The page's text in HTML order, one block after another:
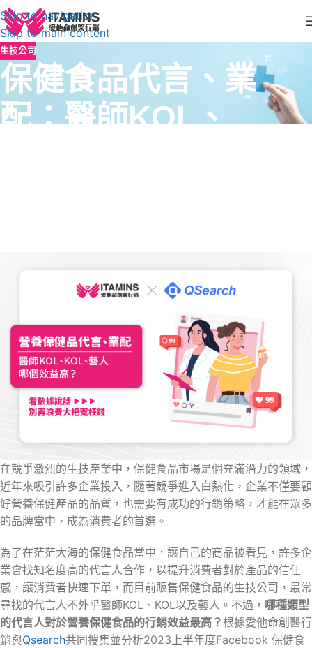
Skip to navigation
Skip to main content
生技公司
保健食品代言、業
配：醫師KOL、
在競爭激烈的生技產業中，保健食品市場是個充滿潛力的領域，
近年來吸引許多企業投入，隨著競爭進入白熱化，企業不僅要顧
好營養保健產品的品質，也需要有成功的行銷策略，才能在眾多
的品牌當中，成為消費者的首選。
為了在茫茫大海的保健食品當中，讓自己的商品被看見，許多企
業會找知名度高的代言人合作，以提升消費者對於產品的信任
感，讓消費者快速下單，而目前販售保健食品的生技公司，最常
尋找的代言人不外乎醫師KOL、KOL以及藝人。不過， 哪種類型
的代言人對於營養保健食品的行銷效益最高？根據愛他命創醫行
銷與Qsearch共同搜集並分析2023上半年度Facebook 保健食